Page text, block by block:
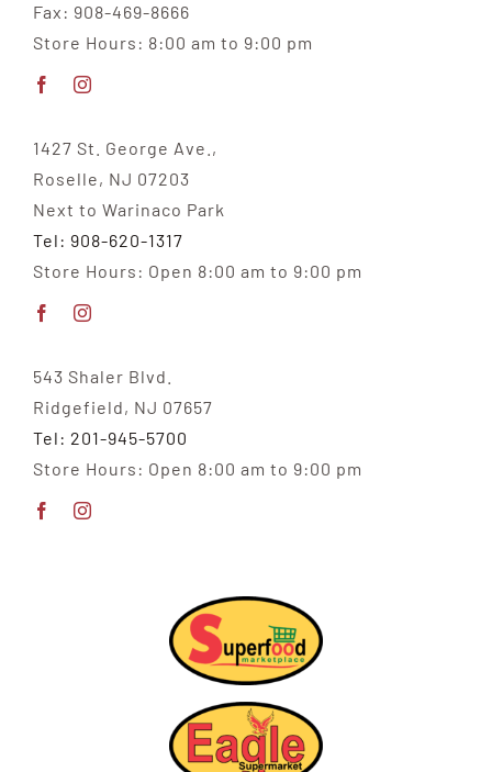
Fax: 908-469-8666
Store Hours: 8:00 am to 9:00 pm
1427 St. George Ave.,
Roselle, NJ 07203
Next to Warinaco Park
Tel: 908-620-1317
Store Hours: Open 8:00 am to 9:00 pm
543 Shaler Blvd.
Ridgefield, NJ 07657
Tel: 201-945-5700
Store Hours: Open 8:00 am to 9:00 pm